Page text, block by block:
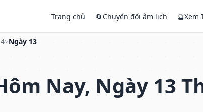
Trang chủ 🔄Chuyển đổi âm lịch 🔮Xem
>Ngày 13
Nay, Ngày 13